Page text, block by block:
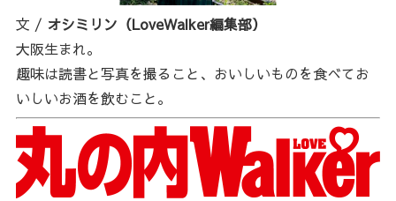
文 / オシミリン（LoveWalker編集部）
大阪生まれ。
趣味は読書と写真を撮ること、おいしいものを食べてお
いしいお酒を飲むこと。